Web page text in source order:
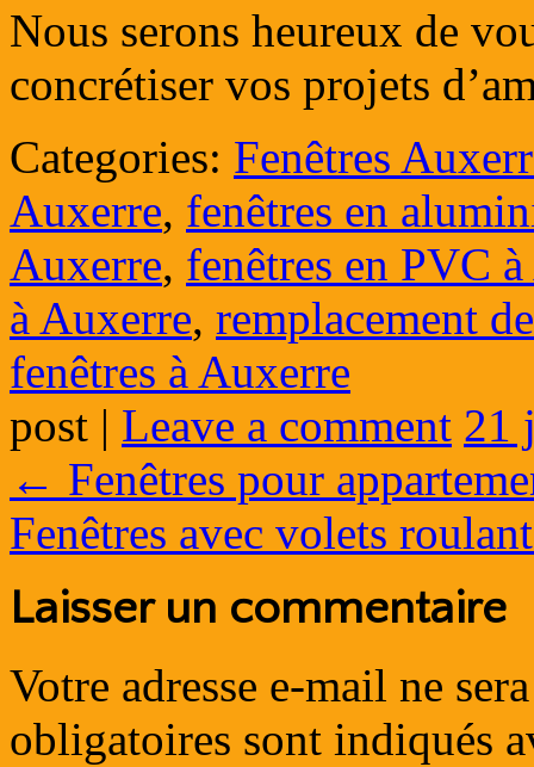
Nous serons heureux de
concrétiser vos projets
Categories: Fenêtres
Auxerre, fenêtres en
Auxerre, fenêtres en PVC
à Auxerre, remplacement
fenêtres à Auxerre
post | Leave a comment 21
← Fenêtres pour
Fenêtres avec volets
Laisser un commentaire
Votre adresse e-mail ne
obligatoires sont indiqués